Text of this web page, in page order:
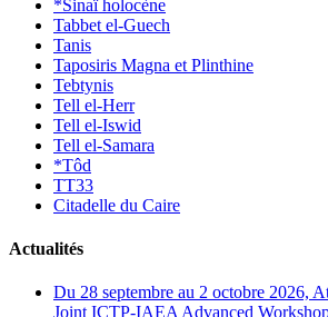
*Sinaï holocène
Tabbet el-Guech
Tanis
Taposiris Magna et Plinthine
Tebtynis
Tell el-Herr
Tell el-Iswid
Tell el-Samara
*Tôd
TT33
Citadelle du Caire
Actualités
Du 28 septembre au 2 octobre 2026,
Joint ICTP-IAEA Advanced